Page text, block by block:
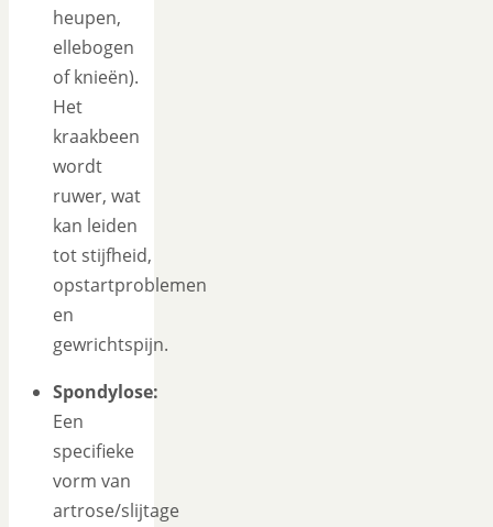
heupen,
ellebogen
of knieën).
Het
kraakbeen
wordt
ruwer, wat
kan leiden
tot stijfheid,
opstartproblemen
en
gewrichtspijn.
Spondylose:
Een
specifieke
vorm van
artrose/slijtage